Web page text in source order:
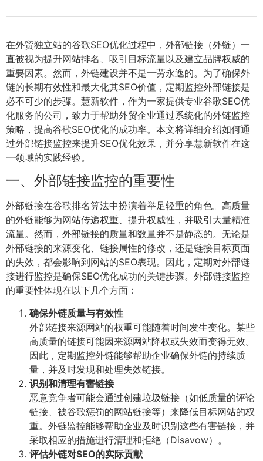
在外贸独立站的谷歌SEO优化过程中，外部链接（外链）一
直被视为提升网站排名、吸引目标流量以及建立品牌权威的
重要因素。然而，外链建设并不是一劳永逸的。为了确保外
链的长期有效性和最大化其SEO价值，定期监控外部链接是
必不可少的步骤。慧新软件，作为一家提供专业谷歌SEO优
化服务的公司，致力于帮助外贸企业通过系统化的外链监控
策略，提高谷歌SEO优化的成功率。本文将详细介绍如何通
过外部链接监控来提升SEO优化效果，并分享慧新软件在这
一领域的实践经验。
一、外部链接监控的重要性
外部链接在谷歌排名算法中扮演着举足轻重的角色。高质量
的外链能够为网站传递权重、提升权威性，并吸引大量精准
流量。然而，外部链接的质量和数量并不是静态的。无论是
外部链接的来源变化、链接属性的修改，还是链接目标页面
的失效，都会影响到网站的SEO表现。因此，定期对外部链
接进行监控是确保SEO优化成功的关键步骤。外部链接监控
的重要性体现在以下几个方面：
确保外链质量与有效性
外部链接来源网站的权重可能随着时间发生变化。某些
高质量的链接可能因来源网站降权或失效而变得无效。
因此，定期监控外链能够帮助企业确保外链的持续质
量，并及时发现和处理失效链接。
识别和清理有害链接
恶意竞争者可能会通过创建垃圾链接（如低质量的评论
链接、被谷歌惩罚的网站链接等）来降低目标网站的权
重。外链监控能够帮助企业及时识别这些有害链接，并
采取相应的措施进行清理和拒绝（Disavow）。
评估外链对SEO的实际贡献